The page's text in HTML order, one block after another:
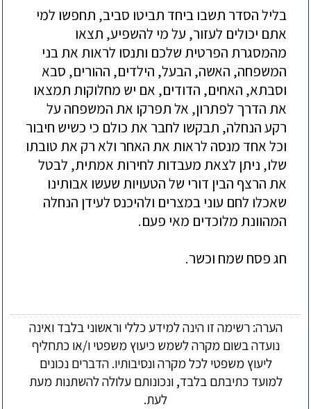
בלילהסדר תשבוביחד תביטו סביב, תחפשו למי
אתם יכולים לעזור, עלמי להשפיע, תצאו
מהמסגרת הפרטית שלכם ותנסו לראות אתבני
המשפחה, האשה, הבעל, הילדים, ההורים, סבא
וסבתא, האחים, הדודים, אם יש מחלוקות תמצאו
את הדרך לפתרון, אלתפרקו את המשפחה על
רקעהנחלה, תבקשו לחבר את כולם כי כשיש חיבור
וכלאחד מנסה לראות את האחר ולארק את טובתו
שלו, ניתן לצאת מעבדות לחירות אמתית, לבטל
את הרצף הבין דורי שלהטעויות שעשו אבותינו
שאכלו לחם עוניבמצרים ולהיכנס לעידן הנחלה
המהוונת מלוכדים מאי פעם.
חגפסח שמח וכשר.
הערה: רשימה זו הינה למידע כללי וראשוני בלבד ואינה
נועדה בשום מקרה לשמש כיעוץ משפטי ו/או כתחליף
ליעוץ משפטי לכל מקרה ונסיבותיו. הדברים נכונים
למועד כתיבתם בלבד, ונכונותם עלולה להשתנות מעת
לעת.